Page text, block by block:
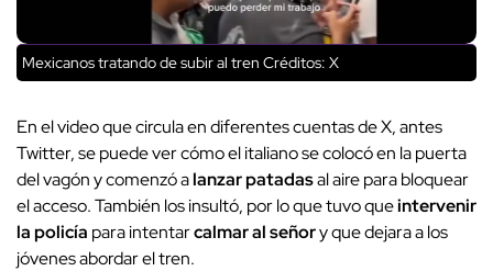
Mexicanos tratando de subir al tren Créditos: X
En el video que circula en diferentes cuentas de X, antes
Twitter, se puede ver cómo el italiano se colocó en la puerta
del vagón y comenzó alanzar patadasal aire para bloquear
el acceso. También los insultó, por lo que tuvo queintervenir
la policía para intentarcalmar al señory que dejara a los
jóvenes abordar el tren.